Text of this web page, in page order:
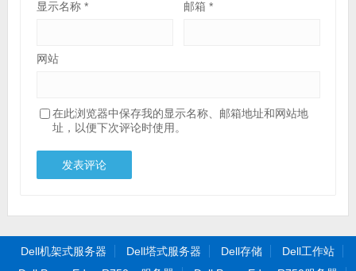
显示名称 * 邮箱*
网站
在此浏览器中保存我的显示名称、邮箱地址和网站地
址，以便下次评论时使用。
Dell机架式服务器 Dell塔式服务器 Dell存储
Dell工作站